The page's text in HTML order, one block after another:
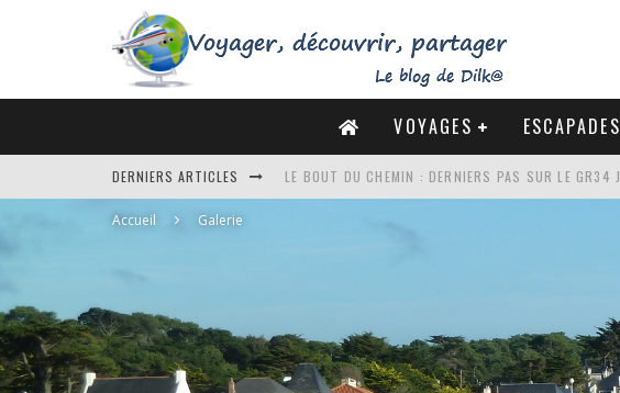
VOYAGES ESCAPADES
DERNIERS ARTICLES DE LA CÔTE SAUVAGE À LA BAIE DE LA BAULE
Accueil Galerie